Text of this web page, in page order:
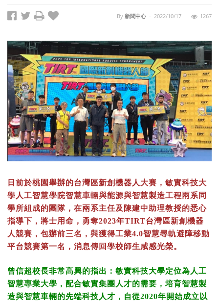
By 新聞中心 - 2022/10/17 1267
日前於桃園舉辦的台灣區新創機器人大賽，敏實科技大
學人工智慧學院智慧車輛與能源與智慧製造工程兩系同
學所組成的團隊，在兩系主任及陳建中助理教授的悉心
指導下，將士用命，勇奪2023年TIRT台灣區新創機器
人競賽，包辦前三名，與獲得工業4.0智慧尋軌避障移動
平台競賽第一名，消息傳回學校師生咸感光榮。
曾信超校長非常高興的指出：敏實科技大學定位為人工
智慧專業大學，配合敏實集團人才的需要，培育智慧製
造與智慧車輛的先端科技人才，自從2020年開始成立以